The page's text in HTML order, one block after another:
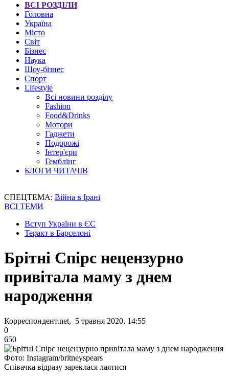
ВСІ РОЗДІЛИ
Головна
Україна
Місто
Світ
Бізнес
Наука
Шоу-бізнес
Спорт
Lifestyle
Всі новини розділу
Fashion
Food&Drinks
Мотори
Гаджети
Подорожі
Інтер'єри
Гемблінг
БЛОГИ ЧИТАЧІВ
СПЕЦТЕМА: Війна в Ірані
ВСІ ТЕМИ
Вступ України в ЄС
Теракт в Барселоні
Брітні Спірс нецензурно
привітала маму з днем
народження
Корреспондент.net, 5 травня 2020, 14:55
0
650
Фото: Instagram/britneyspears
Співачка відразу зареклася лаятися